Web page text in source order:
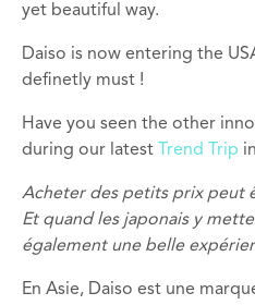
yet beautiful way.
Daiso is now entering the
definetly must !
Have you seen the other
during our latest
Trend Trip
Acheter des petits prix peut
Et quand les japonais y
également une belle
En Asie, Daiso est une